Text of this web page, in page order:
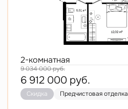
2-комнатная
9 034 000руб.
6 912 000 руб.
Скидка Предчистовая отделка